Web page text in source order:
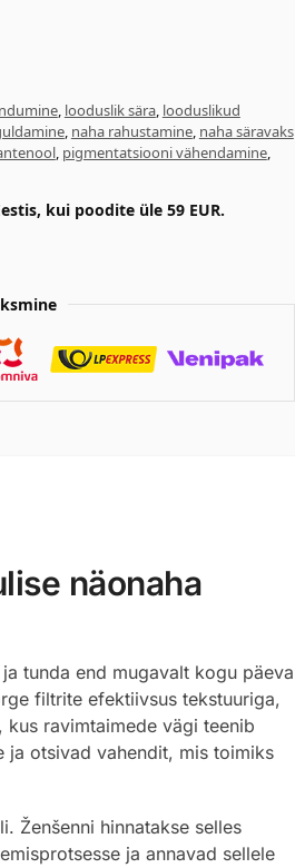
, looduslik sära, looduslikud
, naha rahustamine, naha säravaks
, pigmentatsiooni vähendamine,
kui poodite üle 59 EUR.
näonaha
tunda end mugavalt kogu päeva
filtrite efektiivsus tekstuuriga,
ravimtaimede vägi teenib
ja otsivad vahendit, mis toimiks
Ženšenni hinnatakse selles
ja annavad sellele